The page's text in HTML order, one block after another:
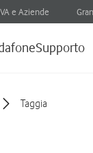
e Aziende
Supporto
Taggia